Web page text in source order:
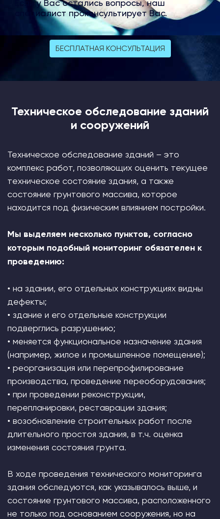
Если у Вас остались вопросы, наш
специалист проконсультирует Вас.
БЕСПЛАТНАЯ КОНСУЛЬТАЦИЯ
Техническое обследование зданий
и сооружений
Техническое обследование зданий – это
комплекс работ, позволяющих оценить текущее
техническое состояние здания, а также
состояние грунтового массива, которое
находится под физическим влиянием постройки.
Мы выделяем несколько пунктов, согласно
которым подобный мониторинг обязателен к
проведению:
• на здании, его отдельных конструкциях видны
дефекты;
• здание и его отдельные конструкции
подверглись разрушению;
• меняется функциональное назначение здания
(например, жилое и промышленное помещение);
• реорганизация или перепрофилирование
производства, проведение переоборудования;
• при проведении реконструкции,
перепланировки, реставрации здания;
• возобновление строительных работ после
длительного простоя здания, в т.ч. оценка
изменения состояния грунта.
В ходе проведения технического мониторинга
здания обследуются, как указывалось выше, и
состояние грунтового массива, расположенного
не только под основанием сооружения, но на